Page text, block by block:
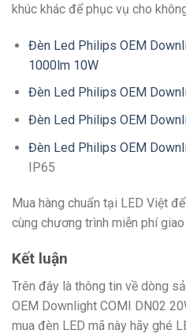
khúc khác để phục vụ cho
Đèn Led Philips OEM
1000lm 10W
Đèn Led Philips OEM
Đèn Led Philips OEM
Đèn Led Philips OEM
IP65
Mua hàng chuẩn tại LED Việt
cùng chương trình miễn phí
Kết luận
Trên đây là thông tin về dòng
OEM Downlight COMI DN02
mua đèn LED mã này hãy ghé